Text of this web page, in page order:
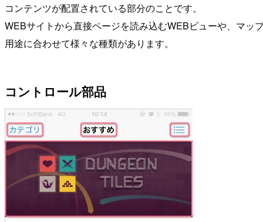
コンテンツが配置されている部分のことです。
WEBサイトから直接ページを読み込むWEBビューや、マッ
用途に合わせて様々な種類があります。
コントロール部品